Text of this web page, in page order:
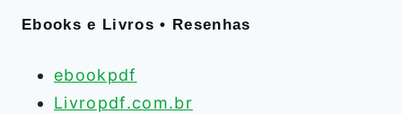
Ebooks e Livros • Resenhas
ebookpdf
Livropdf.com.br